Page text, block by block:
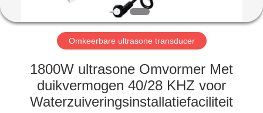
ONGEVEER
FABRIEKSREIS
Omkeerbare ultrasone transducer
1800W ultrasone Omvormer Met
duikvermogen 40/28 KHZ voor
Waterzuiveringsinstallatiefaciliteit